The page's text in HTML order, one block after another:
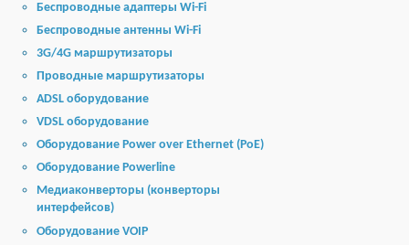
Беспроводные адаптеры Wi-Fi
Беспроводные антенны Wi-Fi
3G/4G маршрутизаторы
Проводные маршрутизаторы
ADSL оборудование
VDSL оборудование
Оборудование Power over Ethernet (PoE)
Оборудование Powerline
Медиаконверторы (конверторы
интерфейсов)
Оборудование VOIP